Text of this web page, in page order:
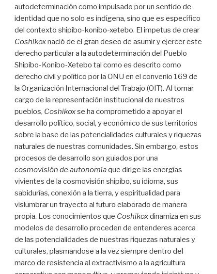
autodeterminación como impulsado por un sentido de
identidad que no solo es indígena, sino que es específico
del contexto shipibo-konibo-xetebo. El impetus de crear
Coshikoxnació de el gran deseo de asumir y ejercer este
derecho particular a la autodeterminación del Pueblo
Shipibo-Konibo-Xetebo tal como es descrito como
derecho civil y político por la ONU en el convenio 169 de
la Organización Internacional del Trabajo (OIT). Al tomar
cargo de la representación institucional de nuestros
pueblos, Coshikoxse ha comprometido a apoyar el
desarrollo político, social, y económico de sus territorios
sobre la base de las potencialidades culturales y riquezas
naturales de nuestras comunidades. Sin embargo, estos
procesos de desarrollo son guiados por una
cosmovisión de autonomíaque dirige las energías
vivientes de la cosmovisión shipibo, su idioma, sus
sabidurías, conexión a la tierra, y espiritualidad para
vislumbrar un trayecto al futuro elaborado de manera
propia. Los conocimientos que Coshikoxdinamiza en sus
modelos de desarrollo proceden de entenderes acerca
de las potencialidades de nuestras riquezas naturales y
culturales, plasmandose a la vez siempre dentro del
marco de resistencia al extractivismo a la agricultura